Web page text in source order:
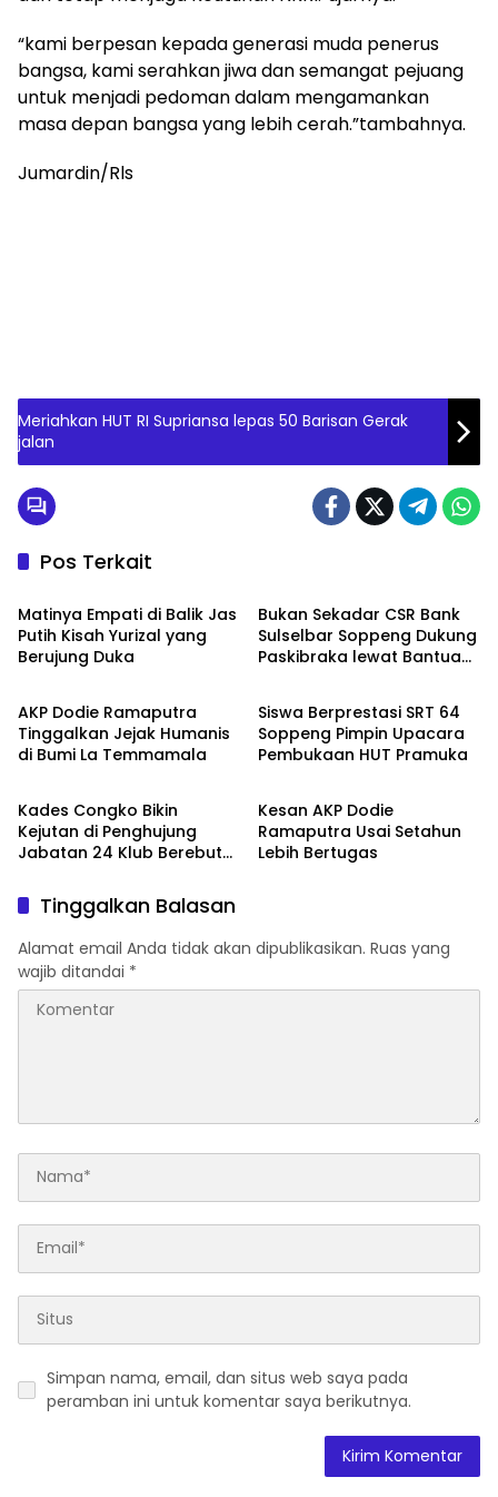
“kami berpesan kepada generasi muda penerus
bangsa, kami serahkan jiwa dan semangat pejuang
untuk menjadi pedoman dalam mengamankan
masa depan bangsa yang lebih cerah.”tambahnya.
Jumardin/Rls
Meriahkan HUT RI Supriansa lepas 50 Barisan Gerak
jalan
Pos Terkait
Metro
Matinya Empati di Balik Jas
Putih Kisah Yurizal yang
Berujung Duka
Bukan Sekadar CSR Bank
Sulselbar Soppeng Dukung
Paskibraka lewat Bantuan
Metro
AKP Dodie Ramaputra
Tinggalkan Jejak Humanis
di Bumi La Temmamala
Metro
Siswa Berprestasi SRT 64
Soppeng Pimpin Upacara
Pembukaan HUT Pramuka
Metro
Kades Congko Bikin
Kejutan di Penghujung
Jabatan 24 Klub Berebut
Metro
Kesan AKP Dodie
Ramaputra Usai Setahun
Lebih Bertugas
Tinggalkan Balasan
Alamat email Anda tidak akan dipublikasikan. Ruas yang
wajib ditandai *
Simpan nama, email, dan situs web saya pada
peramban ini untuk komentar saya berikutnya.